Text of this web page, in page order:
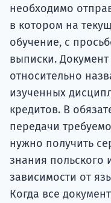
необходимо
в котором на
обучение, с
выписки.
относительно
изученных
кредитов. В
передачи
нужно получить
знания польского
зависимости от
Когда все